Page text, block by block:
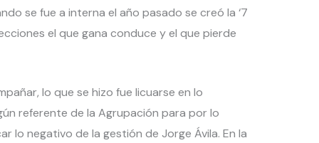
se fue a interna el año pasado se creó la ‘7
el que gana conduce y el que pierde
lo que se hizo fue licuarse en lo
referente de la Agrupación para por lo
lo negativo de la gestión de Jorge Ávila. En la